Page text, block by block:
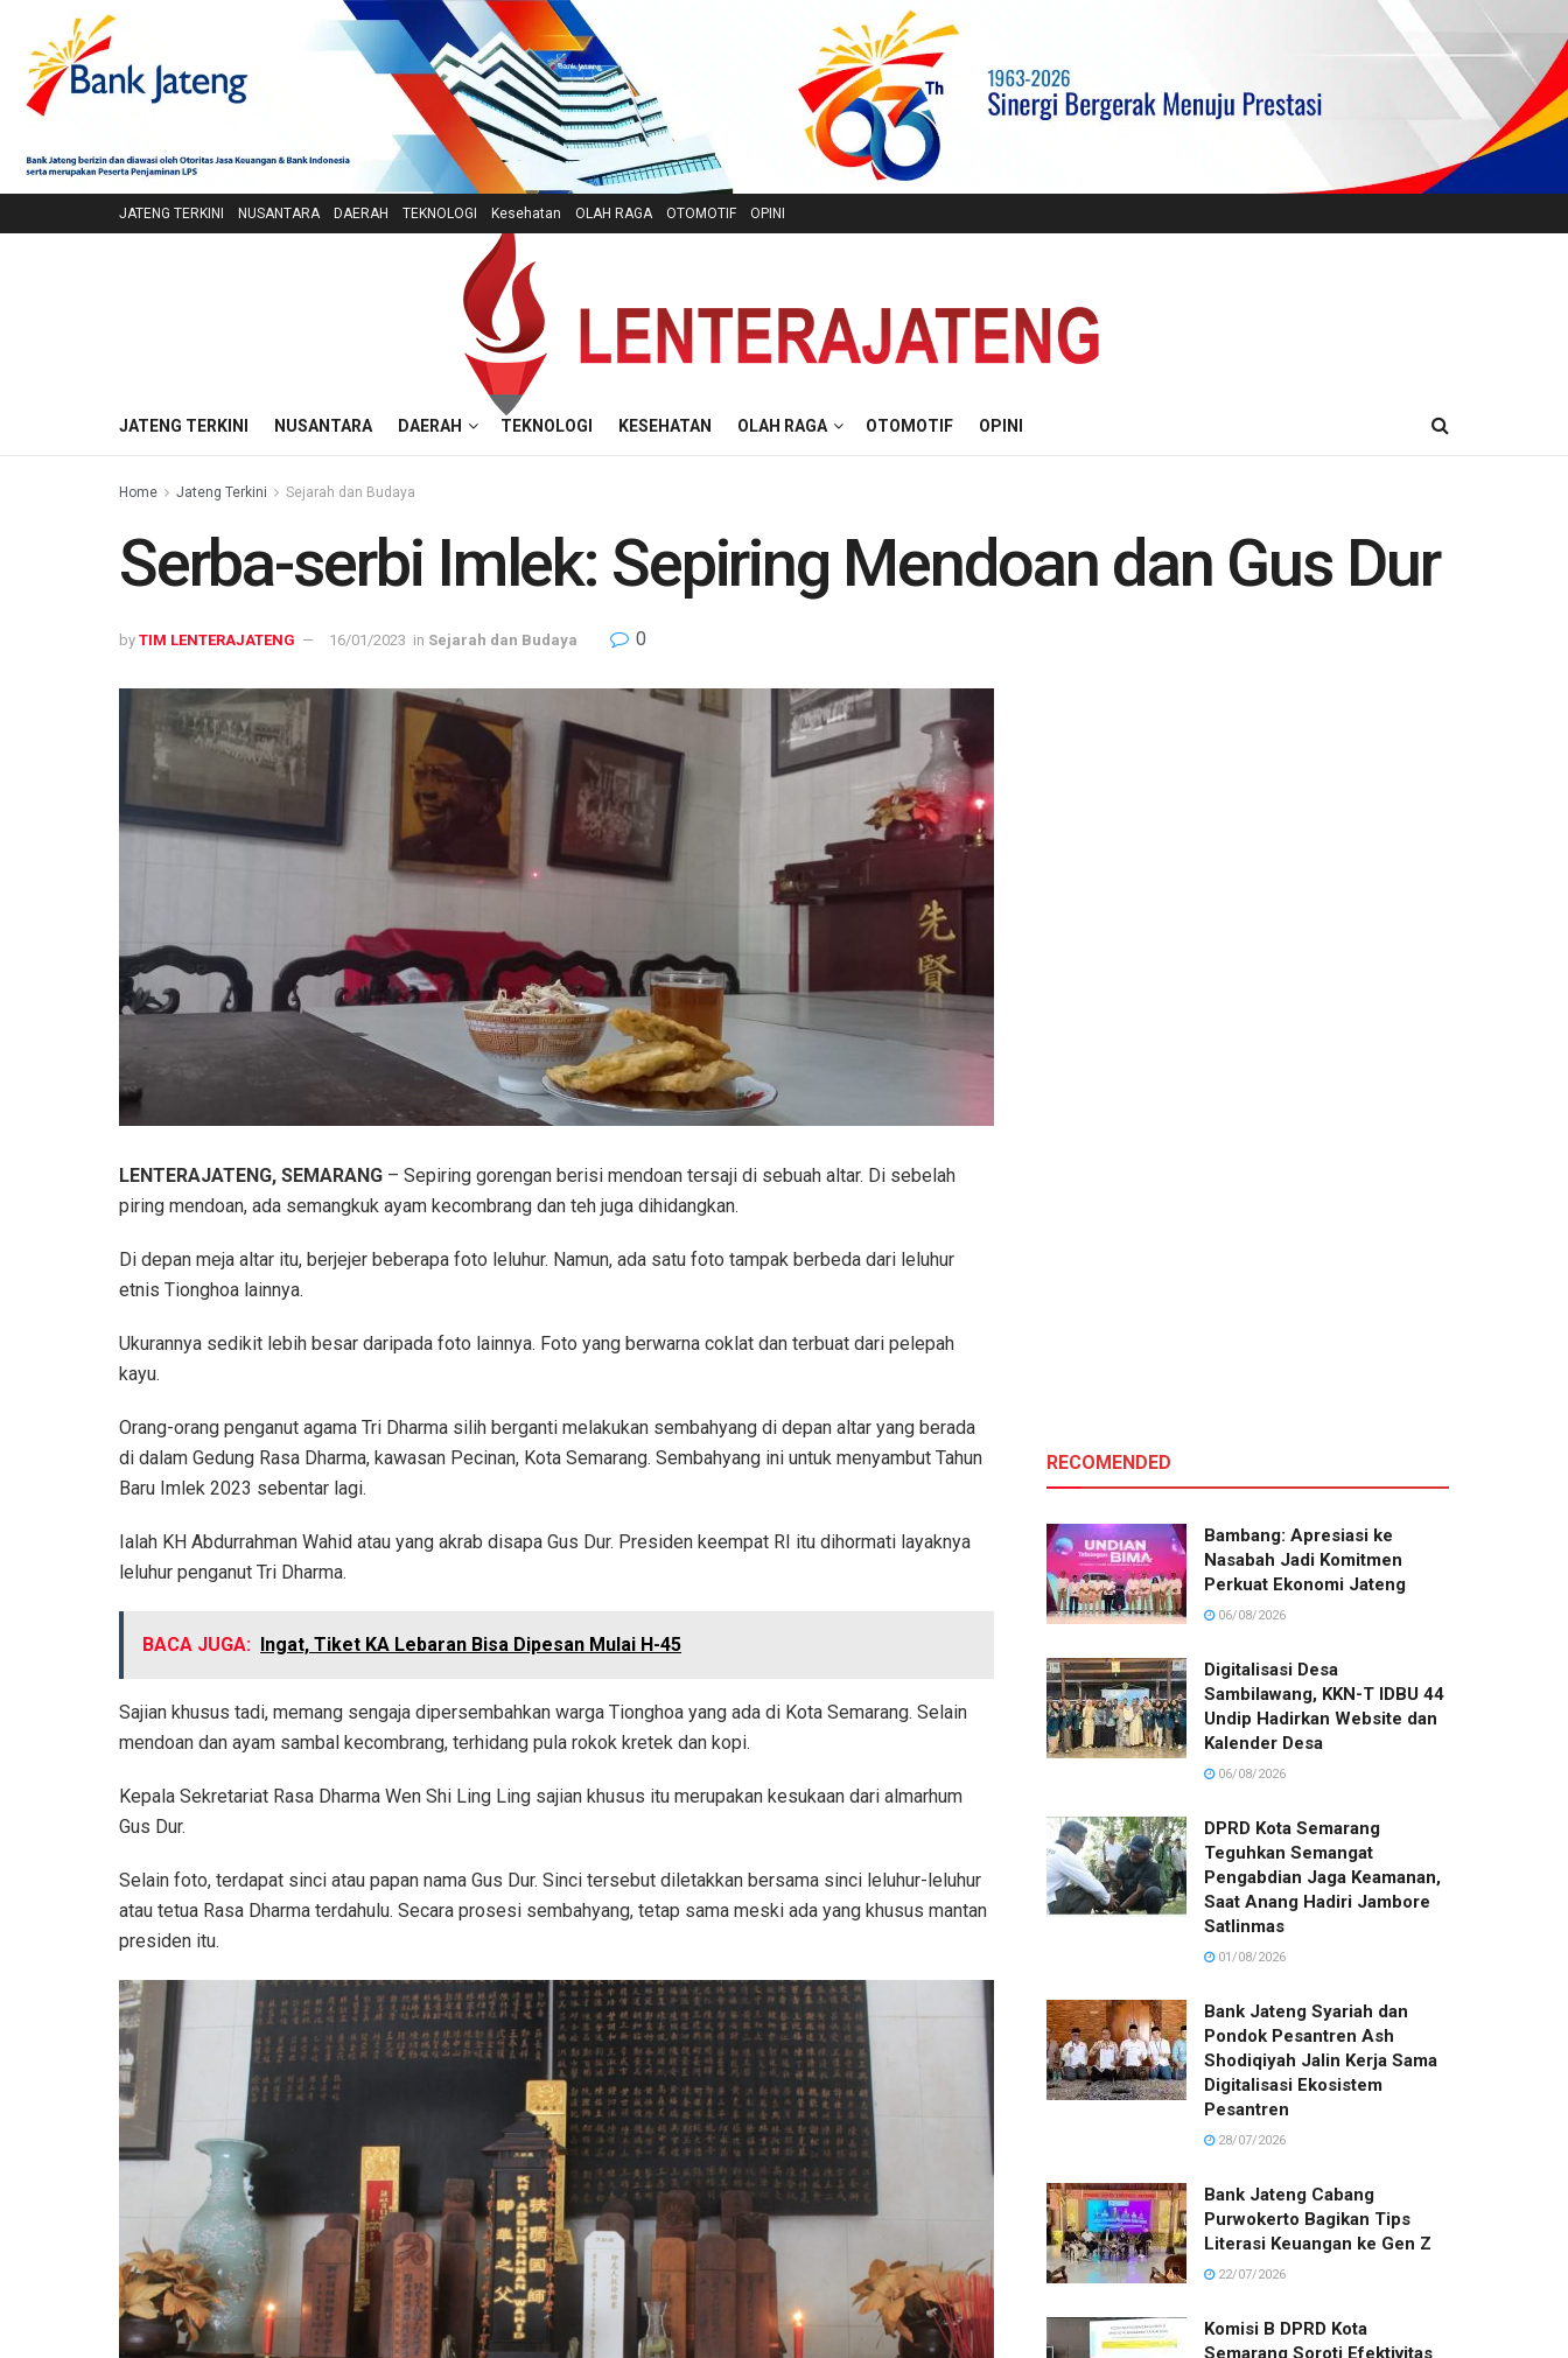
JATENG TERKINI NUSANTARA DAERAH TEKNOLOGI Kesehatan OLAH RAGA OTOMOTIF OPINI
JATENG TERKINI NUSANTARA DAERAH TEKNOLOGI KESEHATAN OLAH RAGA OTOMOTIF OPINI
Home Jateng Terkini Sejarah dan Budaya
Serba-serbi Imlek: Sepiring Mendoan dan Gus Dur
by TIM LENTERAJATENG 16/01/2023 in Sejarah dan Budaya 0
LENTERAJATENG, SEMARANG – Sepiring gorengan berisi mendoan tersaji di sebuah altar. Di sebelah
piring mendoan, ada semangkuk ayam kecombrang dan teh juga dihidangkan.
Di depan meja altar itu, berjejer beberapa foto leluhur. Namun, ada satu foto tampak berbeda dari leluhur
etnis Tionghoa lainnya.
Ukurannya sedikit lebih besar daripada foto lainnya. Foto yang berwarna coklat dan terbuat dari pelepah
kayu.
Orang-orang penganut agama Tri Dharma silih berganti melakukan sembahyang di depan altar yang berada
di dalam Gedung Rasa Dharma, kawasan Pecinan, Kota Semarang. Sembahyang ini untuk menyambut Tahun
Baru Imlek 2023 sebentar lagi.
Ialah KH Abdurrahman Wahid atau yang akrab disapa Gus Dur. Presiden keempat RI itu dihormati layaknya
leluhur penganut Tri Dharma.
BACA JUGA: Ingat, Tiket KA Lebaran Bisa Dipesan Mulai H-45
Sajian khusus tadi, memang sengaja dipersembahkan warga Tionghoa yang ada di Kota Semarang. Selain
mendoan dan ayam sambal kecombrang, terhidang pula rokok kretek dan kopi.
Kepala Sekretariat Rasa Dharma Wen Shi Ling Ling sajian khusus itu merupakan kesukaan dari almarhum
Gus Dur.
Selain foto, terdapat sinci atau papan nama Gus Dur. Sinci tersebut diletakkan bersama sinci leluhur-leluhur
atau tetua Rasa Dharma terdahulu. Secara prosesi sembahyang, tetap sama meski ada yang khusus mantan
presiden itu.
RECOMENDED
Bambang: Apresiasi ke
Nasabah Jadi Komitmen
Perkuat Ekonomi Jateng
06/08/2026
Digitalisasi Desa
Sambilawang, KKN-T IDBU 44
Undip Hadirkan Website dan
Kalender Desa
06/08/2026
DPRD Kota Semarang
Teguhkan Semangat
Pengabdian Jaga Keamanan,
Saat Anang Hadiri Jambore
Satlinmas
01/08/2026
Bank Jateng Syariah dan
Pondok Pesantren Ash
Shodiqiyah Jalin Kerja Sama
Digitalisasi Ekosistem
Pesantren
28/07/2026
Bank Jateng Cabang
Purwokerto Bagikan Tips
Literasi Keuangan ke Gen Z
22/07/2026
Komisi B DPRD Kota
Semarang Soroti Efektivitas